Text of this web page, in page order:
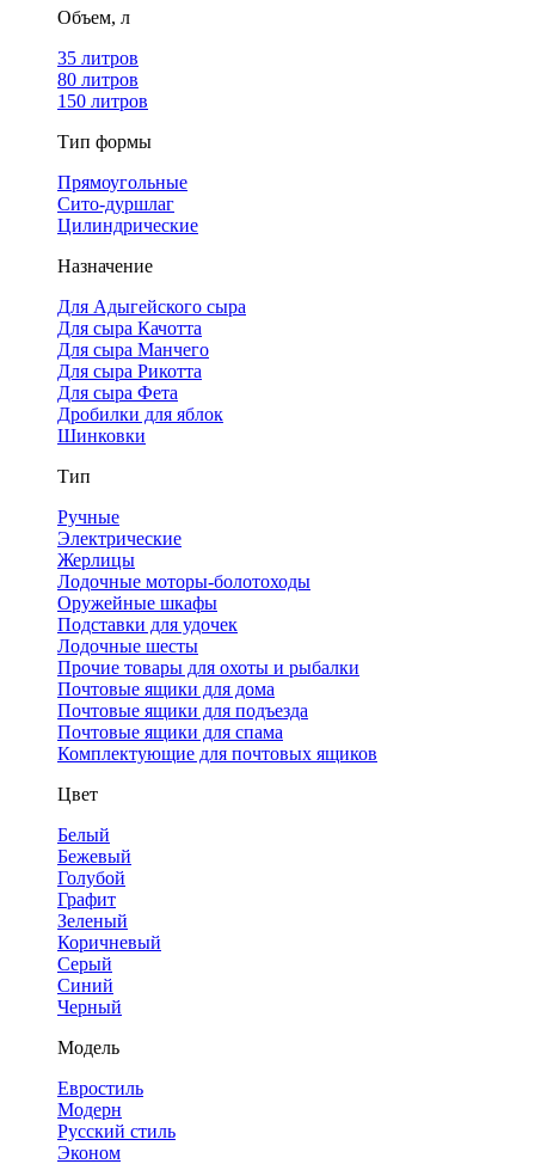
Объем, л
35 литров
80 литров
150 литров
Тип формы
Прямоугольные
Сито-дуршлаг
Цилиндрические
Назначение
Для Адыгейского сыра
Для сыра Качотта
Для сыра Манчего
Для сыра Рикотта
Для сыра Фета
Дробилки для яблок
Шинковки
Тип
Ручные
Электрические
Жерлицы
Лодочные моторы-болотоходы
Оружейные шкафы
Подставки для удочек
Лодочные шесты
Прочие товары для охоты и рыбалки
Почтовые ящики для дома
Почтовые ящики для подъезда
Почтовые ящики для спама
Комплектующие для почтовых ящиков
Цвет
Белый
Бежевый
Голубой
Графит
Зеленый
Коричневый
Серый
Синий
Черный
Модель
Евростиль
Модерн
Русский стиль
Эконом